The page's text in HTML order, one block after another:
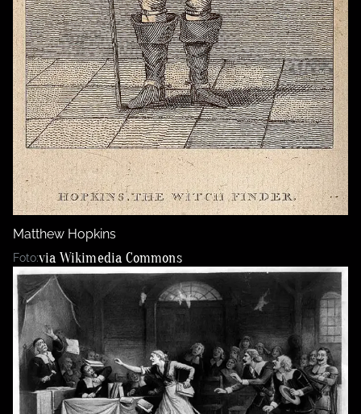
Matthew Hopkins
Foto:via Wikimedia Commons